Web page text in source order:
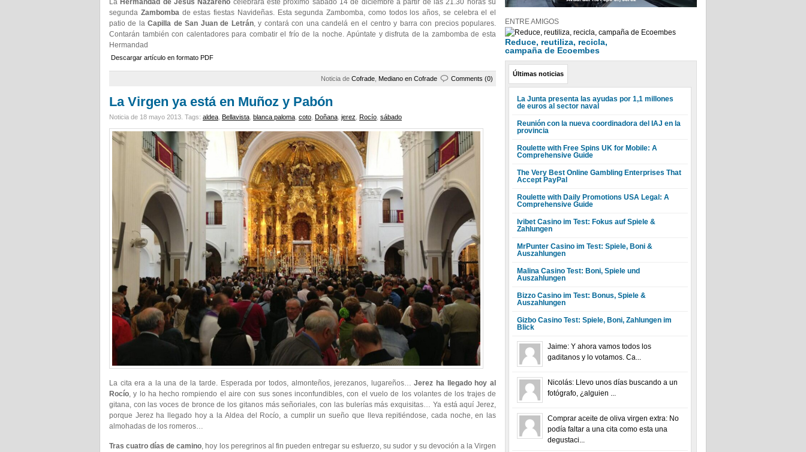
La Hermandad de Jesús Nazareno celebrará este próximo sábado 14 de diciembre a partir de las 21.30 horas su
segunda Zambombade estas fiestas Navideñas. Esta segunda Zambomba, como todos los años, se celebra el el
patio de laCapilla de San Juan de Letrán, y contará con una candelá en el centro y barra con precios populares.
Contarán también con calentadores para combatir el frío de la noche. Apúntate y disfruta de la zambomba de esta
Hermandad
Descargar artículo en formato PDF
Noticia de Cofrade Mediano en Cofrade Comments (0)
La Virgen ya está en Muñoz y Pabón
Noticia de 18 mayo 2013. Tags: aldea Bellavista blanca paloma coto Doñana jerez Rocío sábado
La cita era a la una de la tarde. Esperada por todos, almonteños, jerezanos, lugareños… Jerez ha llegado hoy al
Rocío, y lo ha hecho rompiendo el aire con sus sones inconfundibles, con el vuelo de los volantes de los trajes de
gitana, con las voces de bronce de los gitanos más señoriales, con las bulerías más exquisitas… Ya está aquí Jerez,
porque Jerez ha llegado hoy a la Aldea del Rocío, a cumplir un sueño que lleva repitiéndose, cada noche, en las
almohadas de los romeros…
Tras cuatro días de camino, hoy los peregrinos al fin pueden entregar su esfuerzo, su sudor y su devoción a la Virgen
ENTRE AMIGOS
Reduce, reutiliza, recicla,
campaña de Ecoembes
Últimas noticias
La Junta presenta las ayudas por 1,1 millones
de euros al sector naval
Reunión con la nueva coordinadora del IAJ en la
provincia
Roulette with Free Spins UK for Mobile: A
Comprehensive Guide
The Very Best Online Gambling Enterprises That
Accept PayPal
Roulette with Daily Promotions USA Legal: A
Comprehensive Guide
Ivibet Casino im Test: Fokus auf Spiele &
Zahlungen
MrPunter Casino im Test: Spiele, Boni &
Auszahlungen
Malina Casino Test: Boni, Spiele und
Auszahlungen
Bizzo Casino im Test: Bonus, Spiele &
Auszahlungen
Gizbo Casino Test: Spiele, Boni, Zahlungen im
Blick
Jaime: Y ahora vamos todos los
gaditanos y lo votamos. Ca...
Nicolás: Llevo unos días buscando a un
fotógrafo, ¿alguien ...
Comprar aceite de oliva virgen extra: No
podía faltar a una cita como esta una
degustaci...